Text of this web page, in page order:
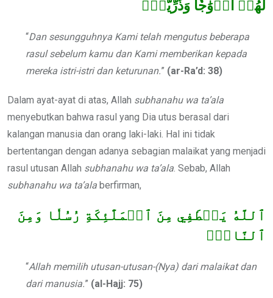
لَهُمۡ أَزۡوَٰجٗا وَذُرِّيَّةٗۚ
“Dan sesungguhnya Kami telah mengutus beberapa
rasul sebelum kamu dan Kami memberikan kepada
mereka istri-istri dan keturunan.” (ar-Ra’d: 38)
Dalam ayat-ayat di atas, Allah subhanahu wa ta’ala
menyebutkan bahwa rasul yang Dia utus berasal dari
kalangan manusia dan orang laki-laki. Hal ini tidak
bertentangan dengan adanya sebagian malaikat yang menjadi
rasul utusan Allah subhanahu wa ta’ala . Sebab, Allah
subhanahu wa ta’ala berfirman,
ٱللَّهُ يَصۡطَفِي مِنَ ٱلۡمَلَٰٓئِكَةِ رُسُلٗا وَمِنَ
ٱلنَّاسِۚ
“Allah memilih utusan-utusan-(Nya) dari malaikat dan
dari manusia.” (al-Hajj: 75)